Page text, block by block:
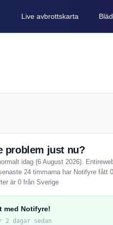
Live avbrottskarta
problem just nu?
idag (6 August 2026).
24 timmarna har Notifyre fått
är 0 från Sverige
med Notifyre!
dagar sedan